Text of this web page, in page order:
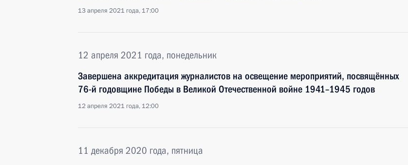
13 апреля 2021 года, 17:00
12 апреля 2021 года, понедельник
Завершена аккредитация журналистов на освещение мероприятий, посвящённых
76-й годовщине Победы в Великой Отечественной войне 1941–1945 годов
12 апреля 2021 года, 12:00
11 декабря 2020 года, пятница